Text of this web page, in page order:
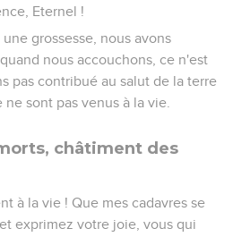
Eternel !
grossesse, nous avons
nous accouchons, ce n'est
pas contribué au salut de la terre
sont pas venus à la vie.
châtiment des
à la vie ! Que mes cadavres se
exprimez votre joie, vous qui